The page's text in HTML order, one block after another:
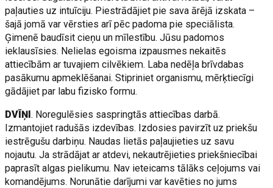
paļauties uz intuīciju. Piestrādājiet pie sava ārējā izskata –
šajā jomā var vērsties arī pēc padoma pie speciālista.
Ģimenē baudīsit cieņu un mīlestību. Jūsu padomos
ieklausīsies. Nelielas egoisma izpausmes nekaitēs
attiecībām ar tuvajiem cilvēkiem. Laba nedēļa brīvdabas
pasākumu apmeklēšanai. Stipriniet organismu, mērķtiecīgi
gādājiet par labu fizisko formu.
DVĪŅI. Noregulēsies saspringtās attiecības darbā.
Izmantojiet radušās izdevības. Izdosies pavirzīt uz priekšu
iestrēgušu darbiņu. Naudas lietās paļaujieties uz savu
nojautu. Ja strādājat ar atdevi, nekautrējieties priekšniecībai
paprasīt algas pielikumu. Nav ieteicams tālāks ceļojums vai
komandējums. Norunātie darījumi var kavēties no jums